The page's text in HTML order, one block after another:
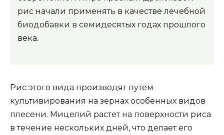
рис начали применять в качестве лечебной
биодобавки в семидесятых годах прошлого
века.
Рис этого вида производят путем
культивирования на зернах особенных видов
плесени. Мицелий растет на поверхности риса
в течение нескольких дней, что делает его